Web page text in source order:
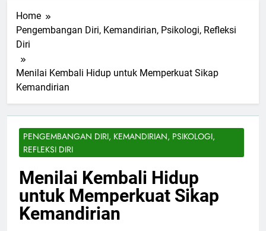
Home
Pengembangan Diri, Kemandirian, Psikologi, Refleksi
Diri
Menilai Kembali Hidup untuk Memperkuat Sikap
Kemandirian
PENGEMBANGAN DIRI, KEMANDIRIAN, PSIKOLOGI,
REFLEKSI DIRI
Menilai Kembali Hidup
untuk Memperkuat Sikap
Kemandirian